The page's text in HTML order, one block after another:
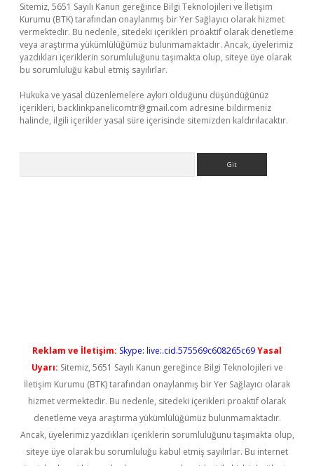
Sitemiz, 5651 Sayılı Kanun gereğince Bilgi Teknolojileri ve İletişim
Kurumu (BTK) tarafından onaylanmış bir Yer Sağlayıcı olarak hizmet
vermektedir. Bu nedenle, sitedeki içerikleri proaktif olarak denetleme
veya araştırma yükümlülüğümüz bulunmamaktadır. Ancak, üyelerimiz
yazdıkları içeriklerin sorumluluğunu taşımakta olup, siteye üye olarak
bu sorumluluğu kabul etmiş sayılırlar.
Hukuka ve yasal düzenlemelere aykırı olduğunu düşündüğünüz
içerikleri, backlinkpanelicomtr@gmail.com adresine bildirmeniz
halinde, ilgili içerikler yasal süre içerisinde sitemizden kaldırılacaktır.
Reklam ve İletişim: Skype: live:.cid.575569c608265c69Yasal
Uyarı: Sitemiz, 5651 Sayılı Kanun gereğince Bilgi Teknolojileri ve
İletişim Kurumu (BTK) tarafından onaylanmış bir Yer Sağlayıcı olarak
hizmet vermektedir. Bu nedenle, sitedeki içerikleri proaktif olarak
denetleme veya araştırma yükümlülüğümüz bulunmamaktadır.
Ancak, üyelerimiz yazdıkları içeriklerin sorumluluğunu taşımakta olup,
siteye üye olarak bu sorumluluğu kabul etmiş sayılırlar. Bu internet